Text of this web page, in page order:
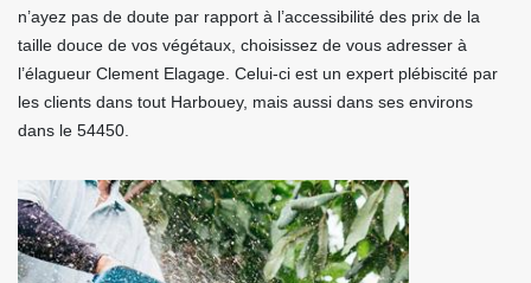
n’ayez pas de doute par rapport à l’accessibilité des prix de la
taille douce de vos végétaux, choisissez de vous adresser à
l’élagueur Clement Elagage. Celui-ci est un expert plébiscité par
les clients dans tout Harbouey, mais aussi dans ses environs
dans le 54450.